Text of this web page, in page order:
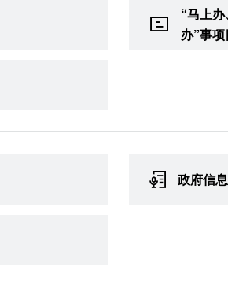
“马上
办”事
政府信